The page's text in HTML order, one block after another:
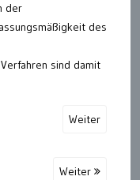
der
des
sind damit
Weiter
Weiter